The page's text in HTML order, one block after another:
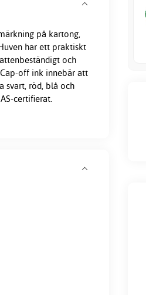
på kartong,
har ett praktiskt
och
off ink innebär att
svart, röd, blå och
certifierat.